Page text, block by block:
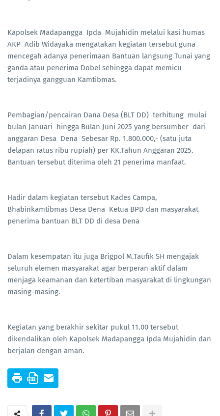
Kapolsek Madapangga Ipda Mujahidin melalui kasi humas
AKP Adib Widayaka mengatakan kegiatan tersebut guna
mencegah adanya penerimaan Bantuan langsung Tunai yang
ganda atau penerima Dobel sehingga dapat memicu
terjadinya gangguan Kamtibmas.
Pembagian/pencairan Dana Desa (BLT DD) terhitung mulai
bulan Januari hingga Bulan Juni 2025 yang bersumber dari
anggaran Desa Dena Sebesar Rp. 1.800.000,- (satu juta
delapan ratus ribu rupiah) per KK.Tahun Anggaran 2025.
Bantuan tersebut diterima oleh 21 penerima manfaat.
Hadir dalam kegiatan tersebut Kades Campa,
Bhabinkamtibmas Desa Dena Ketua BPD dan masyarakat
penerima bantuan BLT DD di desa Dena
Dalam kesempatan itu juga Brigpol M.Taufik SH mengajak
seluruh elemen masyarakat agar berperan aktif dalam
menjaga keamanan dan ketertiban masyarakat di lingkungan
masing-masing.
Kegiatan yang berakhir sekitar pukul 11.00 tersebut
dikendalikan oleh Kapolsek Madapangga Ipda Mujahidin dan
berjalan dengan aman.